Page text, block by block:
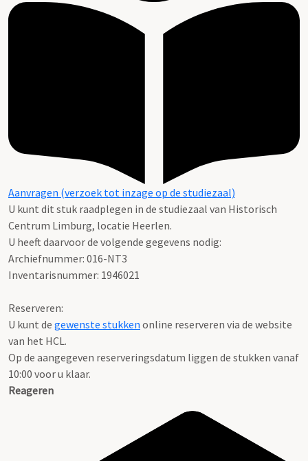
Aanvragen (verzoek tot inzage op de studiezaal)
U kunt dit stuk raadplegen in de studiezaal van Historisch
Centrum Limburg, locatie Heerlen.
U heeft daarvoor de volgende gegevens nodig:
Archiefnummer: 016-NT3
Inventarisnummer: 1946021
Reserveren:
U kunt de gewenste stukken online reserveren via de website
van het HCL.
Op de aangegeven reserveringsdatum liggen de stukken vanaf
10:00 voor u klaar.
Reageren